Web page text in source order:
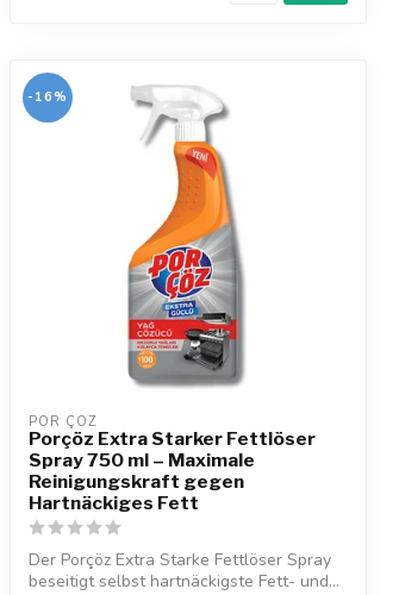
-16%
POR ÇÖZ
Porçöz Extra Starker Fettlöser
Spray 750 ml – Maximale
Reinigungskraft gegen
Hartnäckiges Fett
Der Porçöz Extra Starke Fettlöser Spray
beseitigt selbst hartnäckigste Fett- und...